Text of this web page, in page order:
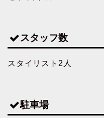
スタッフ数
スタイリスト2人
駐車場